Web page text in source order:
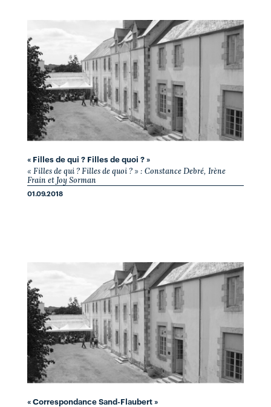
« Filles de qui ? Filles de quoi ? »
« Filles de qui ? Filles de quoi ? » : Constance Debré, Irène
Frain et Joy Sorman
01.09.2018
« Correspondance Sand-Flaubert »